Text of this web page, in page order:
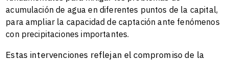
acumulación de agua en diferentes puntos de la capital,
para ampliar la capacidad de captación ante fenómenos
con precipitaciones importantes.
Estas intervenciones reflejan el compromiso de la